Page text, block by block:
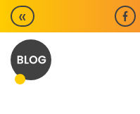
Skip
to
content
«